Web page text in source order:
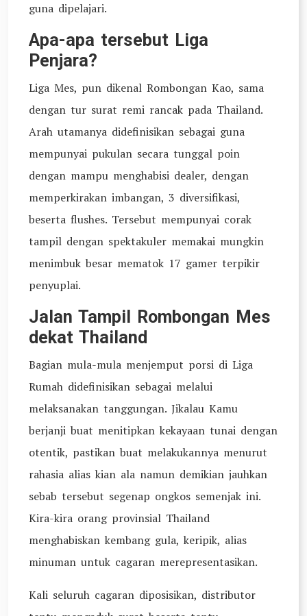
guna dipelajari.
Apa-apa tersebut Liga
Penjara?
Liga Mes, pun dikenal Rombongan Kao, sama
dengan tur surat remi rancak pada Thailand.
Arah utamanya didefinisikan sebagai guna
mempunyai pukulan secara tunggal poin
dengan mampu menghabisi dealer, dengan
memperkirakan imbangan, 3 diversifikasi,
beserta flushes. Tersebut mempunyai corak
tampil dengan spektakuler memakai mungkin
menimbuk besar mematok 17 gamer terpikir
penyuplai.
Jalan Tampil Rombongan Mes
dekat Thailand
Bagian mula-mula menjemput porsi di Liga
Rumah didefinisikan sebagai melalui
melaksanakan tanggungan. Jikalau Kamu
berjanji buat menitipkan kekayaan tunai dengan
otentik, pastikan buat melakukannya menurut
rahasia alias kian ala namun demikian jauhkan
sebab tersebut segenap ongkos semenjak ini.
Kira-kira orang provinsial Thailand
menghabiskan kembang gula, keripik, alias
minuman untuk cagaran merepresentasikan.
Kali seluruh cagaran diposisikan, distributor